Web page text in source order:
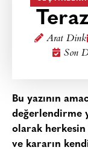
Arat Dink
Son
Bu yazının
değerlendirme
olarak
ve kararın